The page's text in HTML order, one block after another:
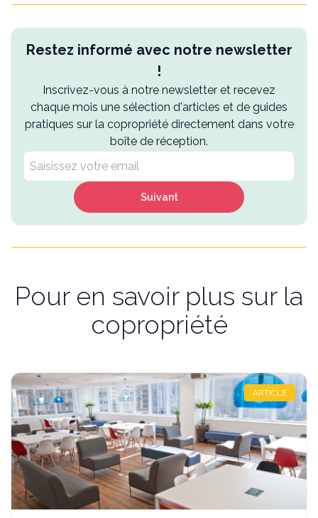
Restez informé avec notre newsletter
!
Inscrivez-vous à notre newsletter et recevez
chaque mois une sélection d'articles et de guides
pratiques sur la copropriété directement dans votre
boîte de réception.
Suivant
Pour en savoir plus sur la
copropriété
ARTICLE